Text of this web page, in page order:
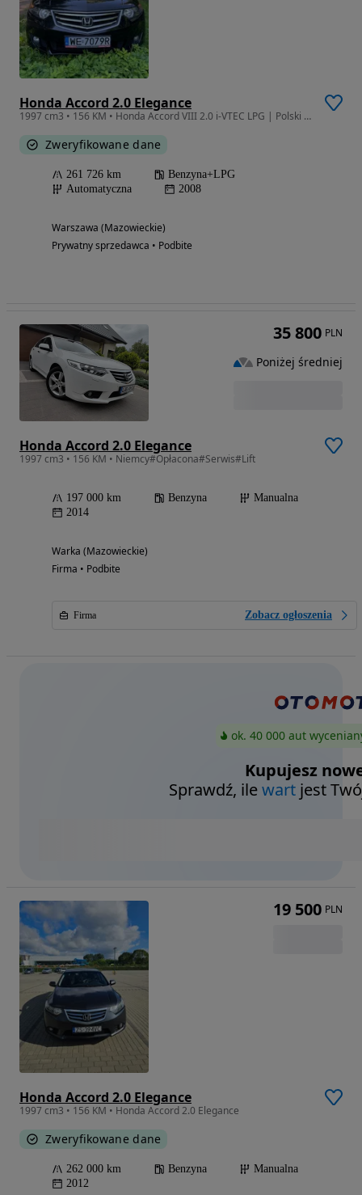
Honda Accord 2.0 Elegance
1997 cm3 • 156 KM • Honda Accord VIII 2.0 i-VTEC LPG | Polski salon | II właściciel | Bezw
Zweryfikowane dane
261 726 km
Benzyna+LPG
Automatyczna
2008
Warszawa (Mazowieckie)
Prywatny sprzedawca • Podbite
Honda Accord 2.0 Elegance
1997 cm3 • 156 KM • Niemcy#Opłacona#Serwis#Lift
197 000 km Benzyna
Manualna
2014
Warka (Mazowieckie)
Firma • Podbite
Firma Zobacz ogłoszenia
35 800 PLN
Poniżej średniej
ok. 40 000 aut
Kupujesz
Sprawdź, ilewart jest
Honda Accord 2.0 Elegance
1997 cm3 • 156 KM • Honda Accord 2.0 Elegance
Zweryfikowane dane
262 000 km Benzyna
Manualna
2012
19 500 PLN